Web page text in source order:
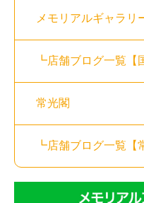
メモリアルギャラリ
┗店舗ブログ一覧【
常光閣
┗店舗ブログ一覧【